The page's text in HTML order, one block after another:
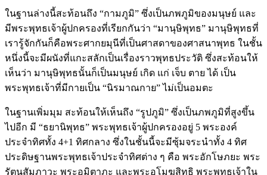
ในฐานล่างนี้สะท้อนถึง “กามภูมิ” ซึ่งเป็นภพภูมิของมนุษย์ และ
มีพระพุทธเจ้าผู้ปกครองที่เรียกกันว่า “มานุษิพุทธ” มานุษิพุทธที่
เรารู้จักกันก็คือพระศากยมุนีที่เป็นศาสดาของศาสนาพุทธ ในชั้น
หนึ่งนี้จะมีผนังที่แกะสลักเป็นเรื่องราวพุทธประวัติ ซึ่งสะท้อนให้
เห็นว่า มานุษิพุทธนั้นก็เป็นมนุษย์ เกิด แก่ เจ็บ ตาย ได้ เป็น
พระพุทธเจ้าที่มีกายเป็น “นิรมาณกาย” ไม่เป็นอมตะ
ในฐานเพิ่มมุม สะท้อนให้เห็นถึง “รูปภูมิ” ซึ่งเป็นภพภูมิที่สูงขึ้น
ไปอีก มี “ธยานิพุทธ” พระพุทธเจ้าผู้ปกครองอยู่ 5 พระองค์
ประจำทิศทั้ง 4+1 ทิศกลาง ซึ่งในชั้นนี้จะมีซุ้มจระนำทั้ง 4 ทิศ
ประดิษฐานพระพุทธเจ้าประจำทิศต่าง ๆ คือ พระอักโษภยะ พระ
รัตนสัมภาวะ พระอมิตาภะ และพระอโมฆสิทธิ พระพุทธเจ้าใน